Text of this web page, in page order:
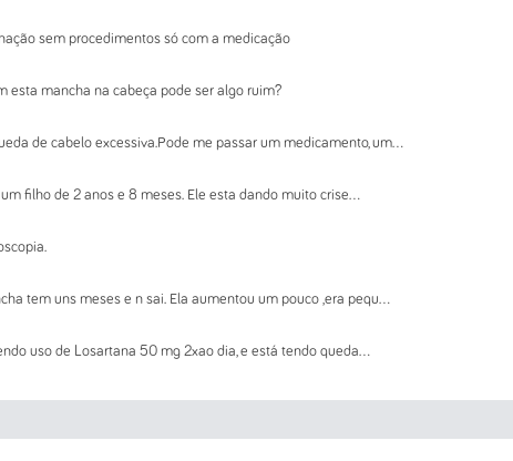
sem procedimentos só com a medicação
esta mancha na cabeça pode ser algo ruim?
de cabelo excessiva.Pode me passar um medicamento, um...
filho de 2 anos e 8 meses. Ele esta dando muito crise...
tem uns meses e n sai. Ela aumentou um pouco ,era pequ...
uso de Losartana 50 mg 2xao dia, e está tendo queda...